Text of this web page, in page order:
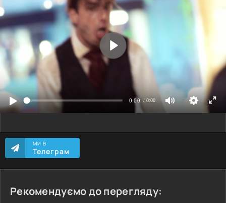
МИ В
Телеграм
Рекомендуємо до перегляду: